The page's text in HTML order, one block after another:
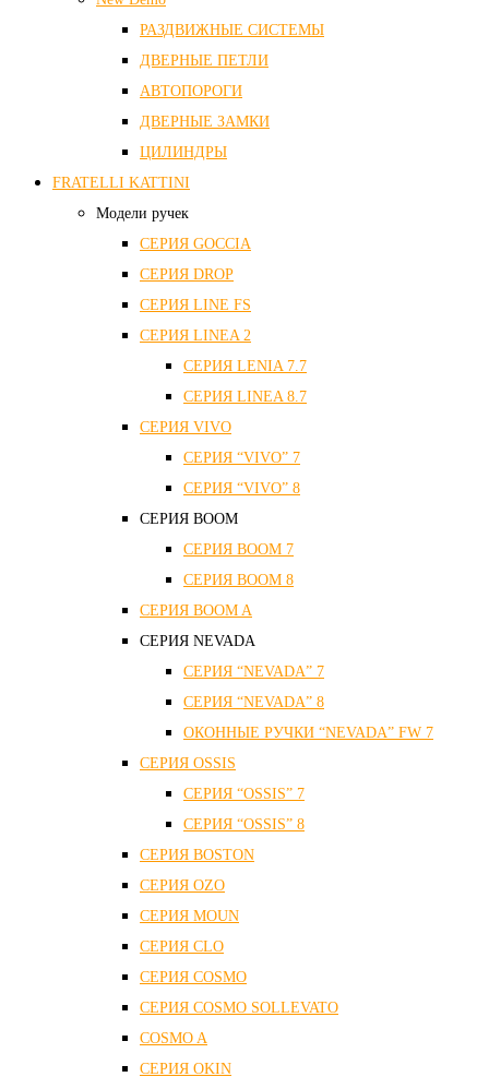
РАЗДВИЖНЫЕ СИСТЕМЫ
ДВЕРНЫЕ ПЕТЛИ
АВТОПОРОГИ
ДВЕРНЫЕ ЗАМКИ
ЦИЛИНДРЫ
FRATELLI KATTINI
Модели ручек
СЕРИЯ GOCCIA
СЕРИЯ DROP
СЕРИЯ LINE FS
СЕРИЯ LINEA 2
СЕРИЯ LENIA 7.7
СЕРИЯ LINEA 8.7
СЕРИЯ VIVO
СЕРИЯ “VIVO” 7
СЕРИЯ “VIVO” 8
СЕРИЯ ВOOM
СЕРИЯ ВOOM 7
СЕРИЯ ВOOM 8
СЕРИЯ ВOOM A
СЕРИЯ NEVADA
СЕРИЯ “NEVADA” 7
СЕРИЯ “NEVADA” 8
ОКОННЫЕ РУЧКИ “NEVADA” FW 7
СЕРИЯ OSSIS
СЕРИЯ “OSSIS” 7
СЕРИЯ “OSSIS” 8
СЕРИЯ ВOSTON
CЕРИЯ OZO
СЕРИЯ MOUN
СЕРИЯ CLO
СЕРИЯ COSMO
СЕРИЯ COSMO SOLLEVATO
COSMO A
СЕРИЯ OKIN